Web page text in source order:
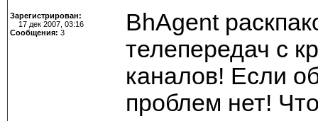
Зарегистрирован:
17 дек 2007, 03:16
Сообщения: 3
BhAgent
телепередач с
каналов! Если
проблем нет!